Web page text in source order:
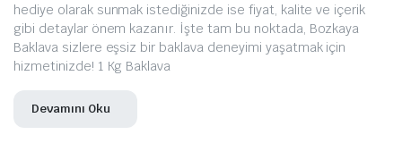
hediye olarak sunmak istediğinizde ise fiyat, kalite ve içerik
gibi detaylar önem kazanır. İşte tam bu noktada, Bozkaya
Baklava sizlere eşsiz bir baklava deneyimi yaşatmak için
hizmetinizde! 1 Kg Baklava
Devamını Oku